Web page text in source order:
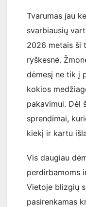
Tvarumas jau
svarbiausių
2026 metais ši
ryškesnė.
dėmesį ne tik į
kokios
pakavimui. Dėl
sprendimai,
kiekį ir kartu
Vis daugiau
perdirbamoms
Vietoje blizgių
pasirenkamas